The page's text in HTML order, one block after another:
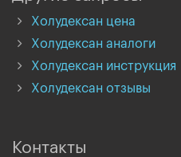
Холудексан цена
Холудексан аналоги
Холудексан инструкция
Холудексан отзывы
Контакты